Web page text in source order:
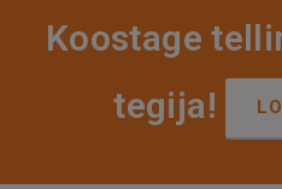
Koostage
tegija!